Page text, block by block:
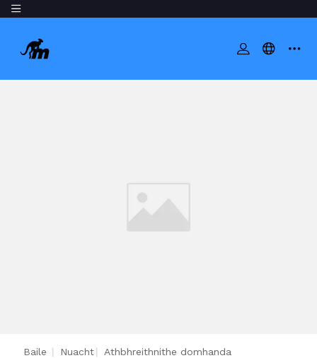
Baile Nuacht Athbhreithnithe domhanda